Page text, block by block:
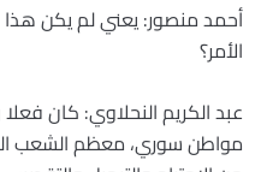
أحمد منصور: يعني لم يكن هذا
الأمر؟
عبد الكريم النحلاوي: كان
مواطن سوري، معظم الشعب